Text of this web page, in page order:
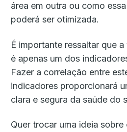
área em outra ou como
poderá ser otimizada.
É importante ressaltar que
é apenas um dos
Fazer a correlação entre
indicadores proporcionará
clara e segura da saúde do
Quer trocar uma ideia sobre